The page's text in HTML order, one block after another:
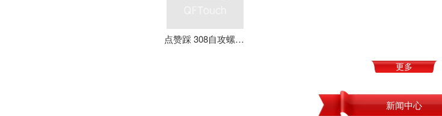
点赞踩 308自攻螺套 元亨机械 铝合金 不锈钢 可定制 加强螺纹
更多
新闻中心